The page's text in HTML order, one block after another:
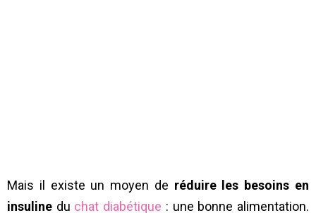
Mais il existe un moyen de réduire les besoins en
insuline du chat diabétique : une bonne alimentation.